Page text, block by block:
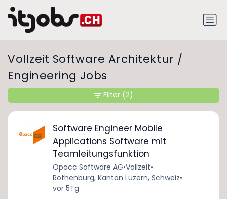
Vollzeit Software Architektur /
Engineering Jobs
Software Engineer Mobile
Applications Software mit
Teamleitungsfunktion
Opacc Software AG•Vollzeit•
Rothenburg, Kanton Luzern, Schweiz•
vor 5Tg
Filter (2)